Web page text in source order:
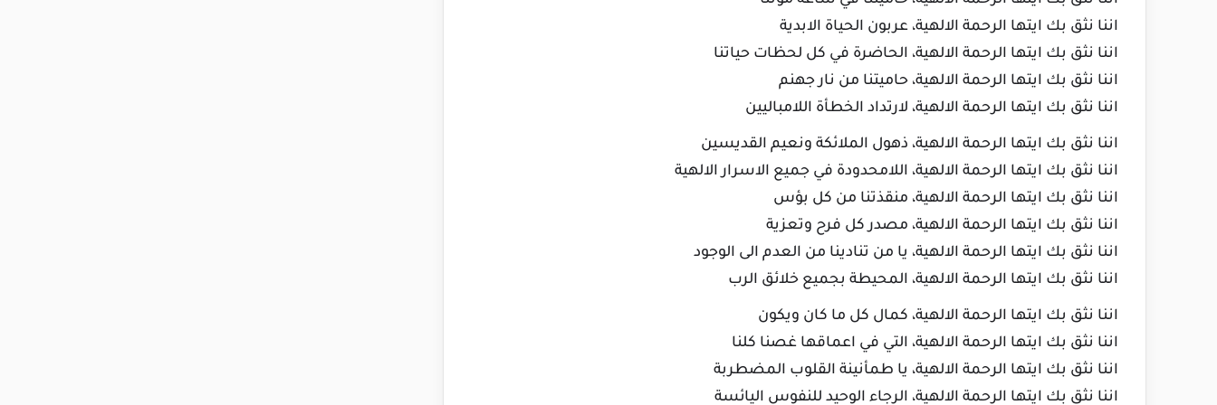
اننا نثق بك ايتها الرحمة الالهية، عربون الحياة الابدية
اننا نثق بك ايتها الرحمة الالهية، الحاضرة في كل لحظات حياتنا
اننا نثق بك ايتها الرحمة الالهية، حاميتنا من نار جهنم
اننا نثق بك ايتها الرحمة الالهية، لارتداد الخطأة اللامباليين
اننا نثق بك ايتها الرحمة الالهية، ذهول الملائكة ونعيم القديسين
اننا نثق بك ايتها الرحمة الالهية، اللامحدودة في جميع الاسرار الالهية
اننا نثق بك ايتها الرحمة الالهية، منقذتنا من كل بؤس
اننا نثق بك ايتها الرحمة الالهية، مصدر كل فرح وتعزية
اننا نثق بك ايتها الرحمة الالهية، يا من تنادينا من العدم الى الوجود
اننا نثق بك ايتها الرحمة الالهية، المحيطة بجميع خلائق الرب
اننا نثق بك ايتها الرحمة الالهية، كمال كل ما كان ويكون
اننا نثق بك ايتها الرحمة الالهية، التي في اعماقها غصنا كلنا
اننا نثق بك ايتها الرحمة الالهية، يا طمأنينة القلوب المضطربة
اننا نثق بك ايتها الرحمة الالهية، الرجاء الوحيد للنفوس اليائسة